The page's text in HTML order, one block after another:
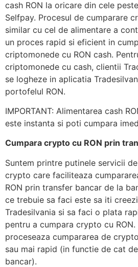
cash RON la oricare din cele
Selfpay. Procesul de cumparare
similar cu cel de alimentare a
un proces rapid si eficient in
criptomonede cu RON cash.
criptomonede cu cash, clientii
se logheze in aplicatia
portofelul RON.
IMPORTANT: Alimentarea cash
este instanta si poti cumpara
Cumpara crypto cu RON prin
Suntem printre putinele servicii
crypto care faciliteaza
RON prin transfer bancar de la
ce trebuie sa faci este sa iti
Tradesilvania si sa faci o plata
pentru a cumpara crypto cu
proceseaza cumpararea de
sau mai rapid (in functie de cat
bancar).